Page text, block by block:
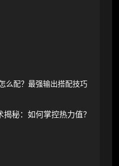
么配？最强输出搭配技巧